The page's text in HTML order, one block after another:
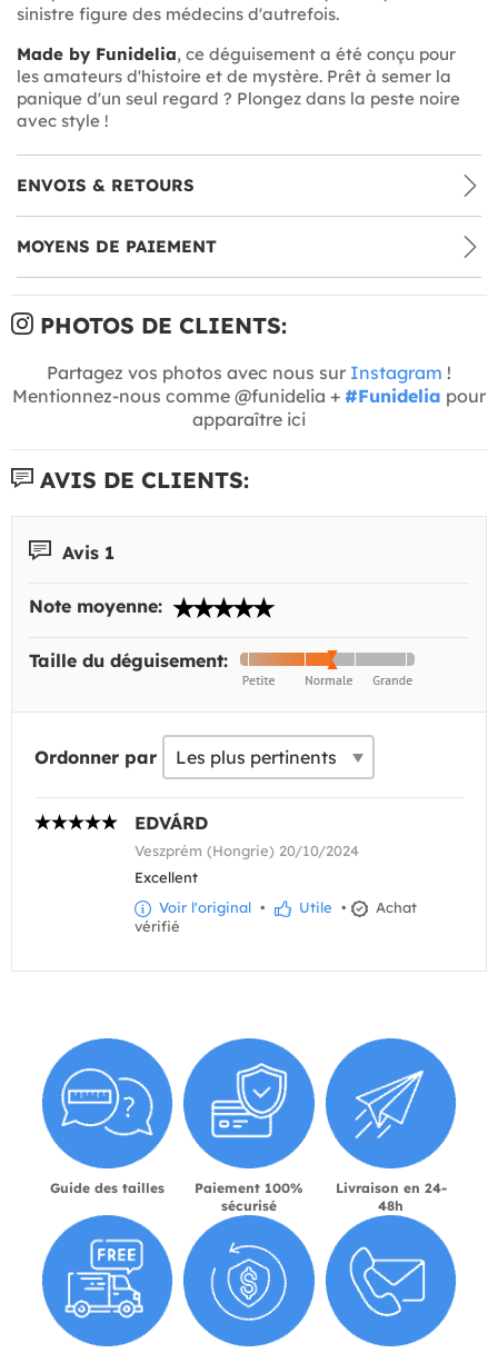
sinistre figure des médecins d'autrefois.
Made by Funidelia, ce déguisement a été conçu pour
les amateurs d'histoire et de mystère. Prêt à semer la
panique d'un seul regard ? Plongez dans la peste noire
avec style !
ENVOIS & RETOURS
MOYENS DE PAIEMENT
PHOTOS DE CLIENTS:
Partagez vos photos avec nous sur Instagram !
Mentionnez-nous comme @funidelia + #Funidelia pour
apparaître ici
AVIS DE CLIENTS:
Avis 1
Note moyenne:
Taille du déguisement:
Ordonner par
EDVÁRD
Veszprém (Hongrie) 20/10/2024
Excellent
Voir l'original • Utile •
Achat
vérifié
Guide des tailles
Paiement 100%
sécurisé
Livraison en 24-
48h